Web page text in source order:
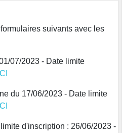
suivants avec les
07/2023 - Date limite
ICI
du 17/06/2023 - Date limite
ICI
d'inscription : 26/06/2023 -